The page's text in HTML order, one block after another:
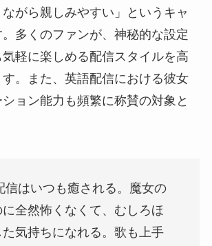
がら親しみやすい」というキャ
多くのファンが、神秘的な設定
軽に楽しめる配信スタイルを高
す。また、英語配信における彼女
ョン能力も頻繁に称賛の対象と
信はいつも癒される。魔女の
全然怖くなくて、むしろほ
た気持ちになれる。歌も上手